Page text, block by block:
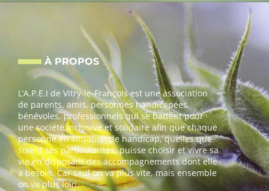
À PROPOS
L’A.P.E.I de Vitry-le-François est une association
de parents, amis, personnes handicapées,
bénévoles, professionnels qui se battent pour
une société inclusive et solidaire afin que chaque
personne en situation de handicap, quelles que
soient ses particularités, puisse choisir et vivre sa
vie en disposant des accompagnements dont elle
a besoin. Car seul on va plus vite, mais ensemble
on va plus loin.